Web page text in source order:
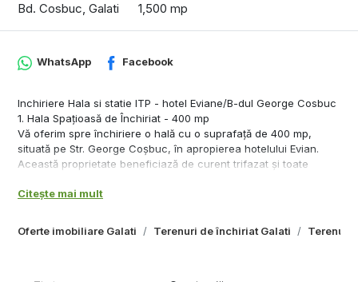
Bd. Cosbuc, Galati
1,500 mp
Oferte imobiliare Galati Terenuri de închiriat Galati Terenuri
WhatsApp Facebook
Inchiriere Hala si statie ITP - hotel Eviane/B-dul George Cosbuc
1. Hala Spațioasă de Închiriat - 400 mp
Vă oferim spre închiriere o hală cu o suprafață de 400 mp,
situată pe Str. George Coșbuc, în apropierea hotelului Evian.
Această proprietate beneficiază de curent trifazat și toate
comerciale sau de producție.
atât pentru vehicule de marfă, cât și pentru clienți.
Citește mai mult